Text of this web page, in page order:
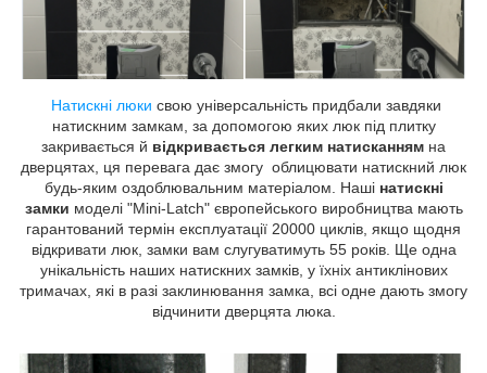
Натискні люки свою універсальність придбали завдяки
натискним замкам, за допомогою яких люк під плитку
закривається й відкривається легким натисканням на
дверцятах, ця перевага дає змогу облицювати натискний люк
будь-яким оздоблювальним матеріалом. Наші натискні
замки моделі "Mini-Latch" європейського виробництва мають
гарантований термін експлуатації 20000 циклів, якщо щодня
відкривати люк, замки вам слугуватимуть 55 років. Ще одна
унікальність наших натискних замків, у їхніх антиклінових
тримачах, які в разі заклинювання замка, всі одне дають змогу
відчинити дверцята люка.